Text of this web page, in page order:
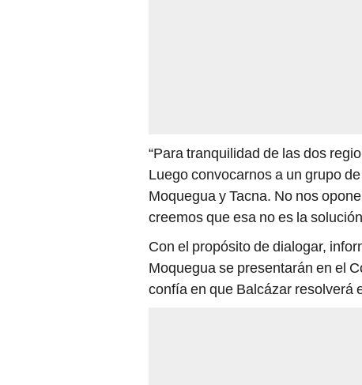
“Para tranquilidad de las dos
Luego convocarnos a un grupo
Moquegua y Tacna. No nos
creemos que esa no es la
Con el propósito de dialogar,
Moquegua se presentarán en el
confía en que Balcázar resolverá